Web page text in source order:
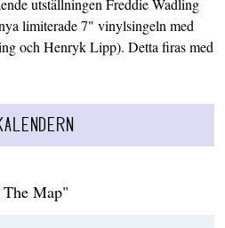
limiterade 7" vinylsingeln med
och Henryk Lipp). Detta firas med
Map"